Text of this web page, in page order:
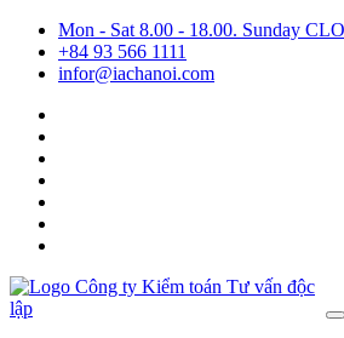
Mon - Sat 8.00 - 18.00. Sunday
+84 93 566 1111
infor@iachanoi.com